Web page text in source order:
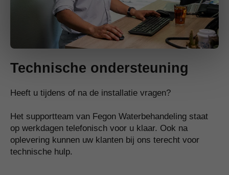
Technische ondersteuning
Heeft u tijdens of na de installatie vragen?
Het supportteam van Fegon Waterbehandeling staat
op werkdagen telefonisch voor u klaar. Ook na
oplevering kunnen uw klanten bij ons terecht voor
technische hulp.